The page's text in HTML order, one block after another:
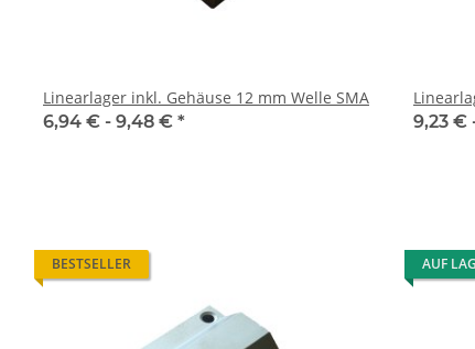
Linearlager inkl. Gehäuse 12 mm Welle SMA
6,94 € - 9,48 € *
9,23 €
BESTSELLER AUF